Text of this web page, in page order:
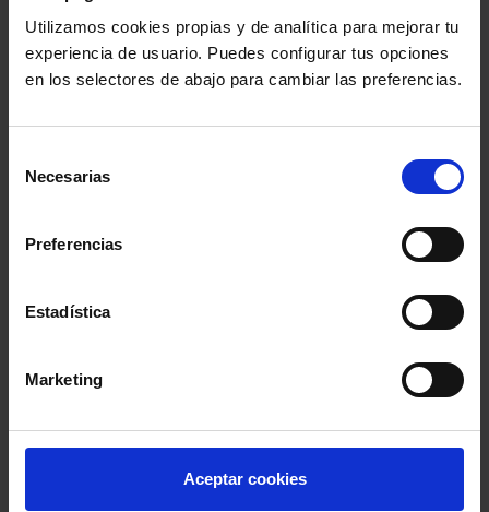
Utilizamos cookies propias y de analítica para mejorar tu
experiencia de usuario. Puedes configurar tus opciones
en los selectores de abajo para cambiar las preferencias.
Necesarias
Preferencias
Estadística
Marketing
Aceptar cookies
Cine Jurídico de la Historia
LAS MÁS VOTADAS